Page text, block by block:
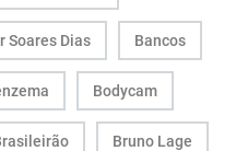
Soares Dias Bancos
Bodycam
Bruno Lage